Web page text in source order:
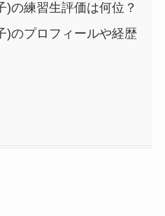
)の練習生評価は何位？
)のプロフィールや経歴